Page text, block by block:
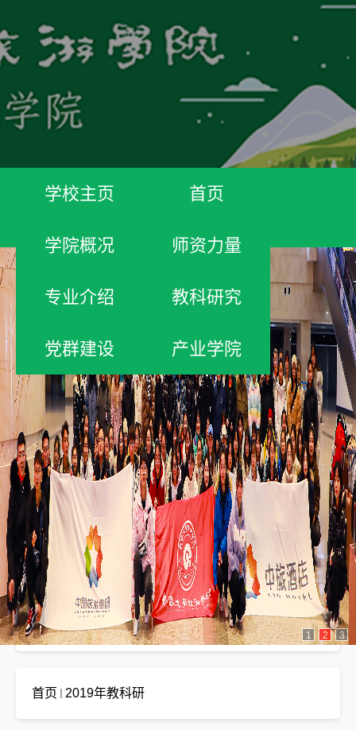
学校主页 首页
学院概况 师资力量
专业介绍 教科研究
党群建设 产业学院
1 2 3
2019年教科研
首页 2019年教科研